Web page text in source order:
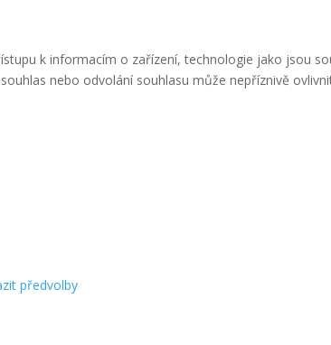
k informacím o zařízení, technologie jako jsou
nebo odvolání souhlasu může nepříznivě
předvolby